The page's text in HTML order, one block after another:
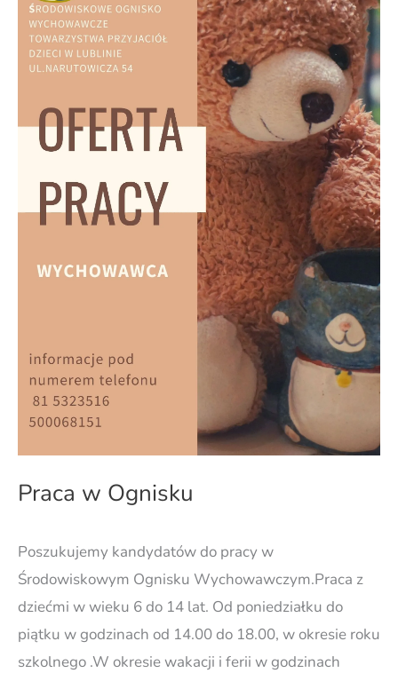
Praca w Ognisku
Poszukujemy kandydatów do pracy w
Środowiskowym Ognisku Wychowawczym.Praca z
dziećmi w wieku 6 do 14 lat. Od poniedziałku do
piątku w godzinach od 14.00 do 18.00, w okresie roku
szkolnego .W okresie wakacji i ferii w godzinach
Ognisku